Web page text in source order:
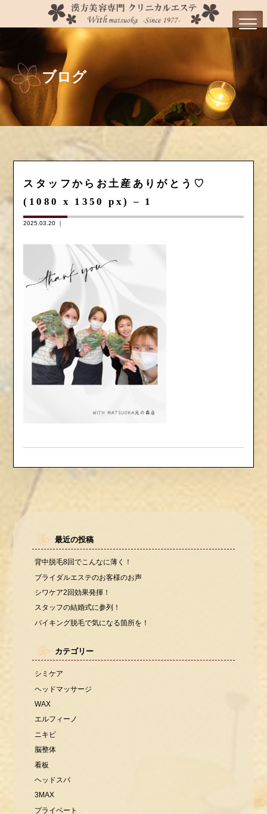
ブログ
スタッフからお土産ありがとう♡
(1080 x 1350 px) – 1
2025.03.20 ｜
最近の投稿
背中脱毛8回でこんなに薄く！
ブライダルエステのお客様のお声
シワケア2回効果発揮！
スタッフの結婚式に参列！
バイキング脱毛で気になる箇所を！
カテゴリー
シミケア
ヘッドマッサージ
WAX
エルフィーノ
ニキビ
脳整体
看板
ヘッドスパ
3MAX
プライベート